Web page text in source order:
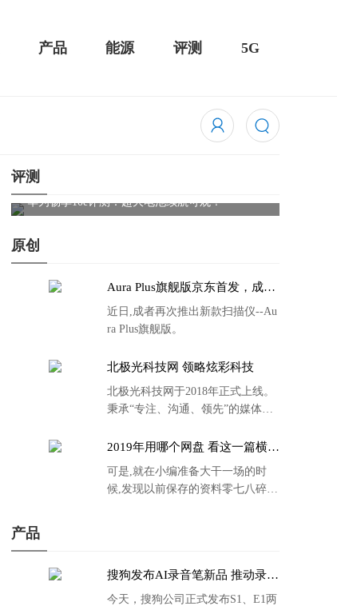
产品 能源 评测 5G
评测
华为畅享10e评测：超大电池续航可观！
原创
Aura Plus旗舰版京东首发，成者
近日,成者再次推出新款扫描仪--Au
ra Plus旗舰版。
北极光科技网 领略炫彩科技
北极光科技网于2018年正式上线。
秉承“专注、沟通、领先”的媒体理
2019年用哪个网盘 看这一篇横评
可是,就在小编准备大干一场的时
候,发现以前保存的资料零七八碎,
产品
搜狗发布AI录音笔新品 推动录音
今天，搜狗公司正式发布S1、E1两